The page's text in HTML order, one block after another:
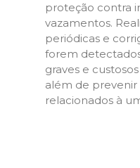
proteção contra
vazamentos.
periódicas e
forem
graves e
além de
relacionados à